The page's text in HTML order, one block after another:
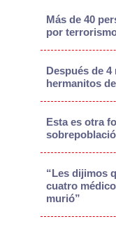
Más de 40
por
Después de 4
hermanitos
Esta es otra
“Les dijimos
cuatro
murió”